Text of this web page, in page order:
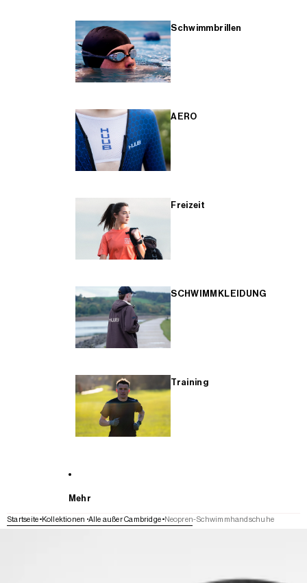
Schwimmbrillen
AERO
Freizeit
SCHWIMMKLEIDUNG
Training
Mehr
Startseite Kollektionen Alle außer Cambridge Neopren-Schwimmhandschuhe
WEITER ZU DEN PRODUKTINFORMATIONEN